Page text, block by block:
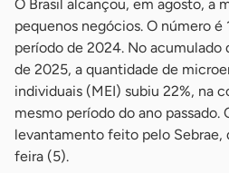
O Brasil alcançou, em agosto, a
pequenos negócios. O número é
período de 2024. No acumulado
de 2025, a quantidade de
individuais (MEI) subiu 22%, na
mesmo período do ano passado.
levantamento feito pelo Sebrae,
feira (5).